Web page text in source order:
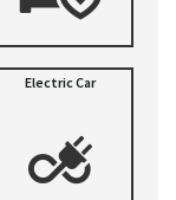
Electric Car